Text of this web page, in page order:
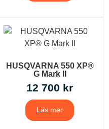
HUSQVARNA 550 XP®
G Mark II
12 700 kr
Läs mer